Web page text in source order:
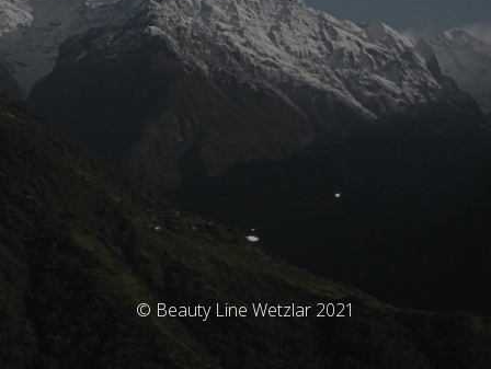
© Beauty Line Wetzlar 2021